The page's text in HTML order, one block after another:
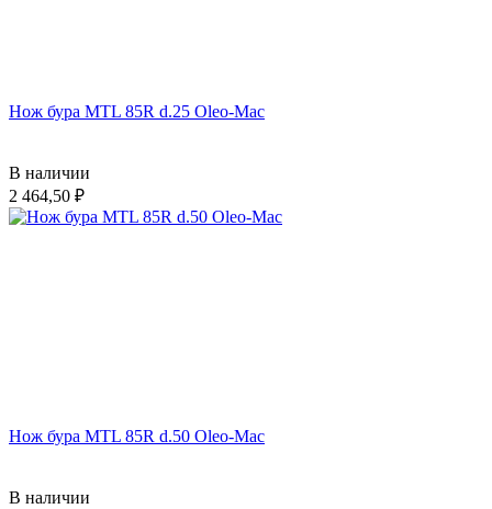
Нож бура MTL 85R d.25 Oleo-Mac
В наличии
2 464,50
Нож бура MTL 85R d.50 Oleo-Mac
В наличии